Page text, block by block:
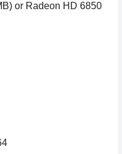
or Radeon HD 6850